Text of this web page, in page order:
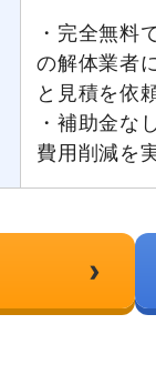
・完全無料
の解体業者
と見積を依
・補助金な
費用削減を
›